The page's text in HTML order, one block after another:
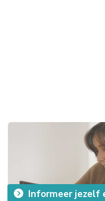
Informeer jezelf